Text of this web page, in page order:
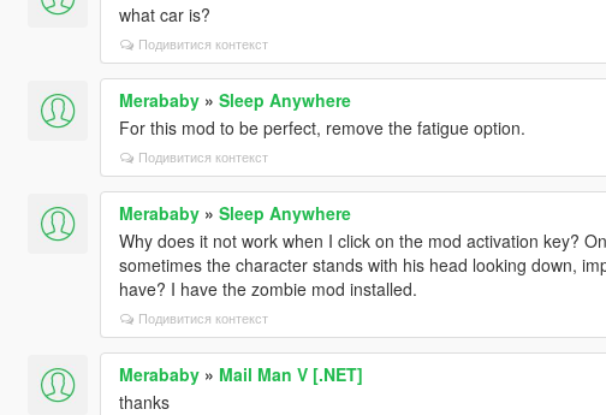
what car is?
Подивитися контекст
Merababy» Sleep Anywhere
For this mod to be perfect, remove the fatigue option.
Подивитися контекст
Merababy» Sleep Anywhere
Why does it not work when I click on the mod activation key?
sometimes the character stands with his head looking down,
have? I have the zombie mod installed.
Подивитися контекст
Merababy» Mail Man V [.NET]
thanks